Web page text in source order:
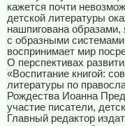
кажется почти
детской литературы
нашпигована
с образными
воспринимает мир
О перспективах
«Воспитание книгой:
литературы по
Рождества Иоанна
участие писатели,
Главный редактор